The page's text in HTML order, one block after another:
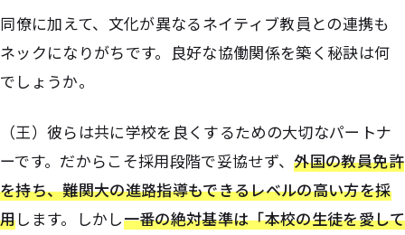
――同僚に加えて、文化が異なるネイティブ教員との連携も
ネックになりがちです。良好な協働関係を築く秘訣は何
でしょうか。
（王）彼らは共に学校を良くするための大切なパートナ
ーです。だからこそ採用段階で妥協せず、外国の教員免許
を持ち、難関大の進路指導もできるレベルの高い方を採
用します。しかし一番の絶対基準は「本校の生徒を愛して